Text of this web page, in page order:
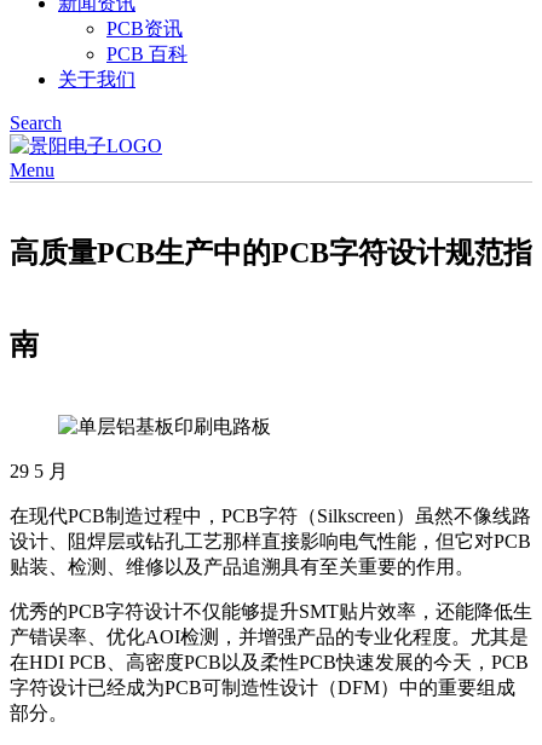
PCB资讯
PCB 百科
关于我们
Search
Menu
高质量PCB生产中的PCB字符设计规范指
南
29 5 月
在现代PCB制造过程中，PCB字符（Silkscreen）虽然不像线路
设计、阻焊层或钻孔工艺那样直接影响电气性能，但它对PCB
贴装、检测、维修以及产品追溯具有至关重要的作用。
优秀的PCB字符设计不仅能够提升SMT贴片效率，还能降低生
产错误率、优化AOI检测，并增强产品的专业化程度。尤其是
在HDI PCB、高密度PCB以及柔性PCB快速发展的今天，PCB
字符设计已经成为PCB可制造性设计（DFM）中的重要组成
部分。